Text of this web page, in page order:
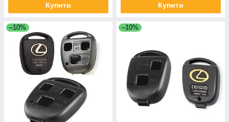
Купити Купити
–10% –10%